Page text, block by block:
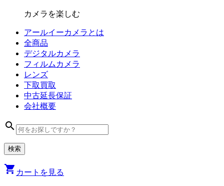
カメラを楽しむ
アールイーカメラとは
全商品
デジタルカメラ
フィルム カメラ
レンズ
下取買取
中古延長保証
会社概要
search
shopping_cart カートを見る